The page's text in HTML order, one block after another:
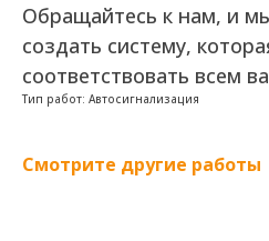
Обращайтесь к нам, и
создать систему,
соответствовать всем
Тип работ: Автосигнализация
Смотрите другие работы